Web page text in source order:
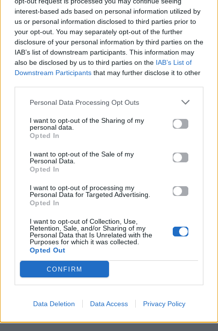
interest-based ads based on personal information utilized by
us or personal information disclosed to third parties prior to
your opt-out. You may separately opt-out of the further
disclosure of your personal information by third parties on the
IAB’s list of downstream participants. This information may
also be disclosed by us to third parties on the IAB’s List of
Downstream Participants that may further disclose it to other
Personal Data Processing Opt Outs
I want to opt-out of the Sharing of my
personal data.
Opted In
I want to opt-out of the Sale of my
Personal Data.
Opted In
I want to opt-out of processing my
Personal Data for Targeted Advertising.
Opted In
I want to opt-out of Collection, Use,
Retention, Sale, and/or Sharing of my
Personal Data that Is Unrelated with the
Purposes for which it was collected.
Opted Out
CONFIRM
Data Deletion Data Access Privacy Policy